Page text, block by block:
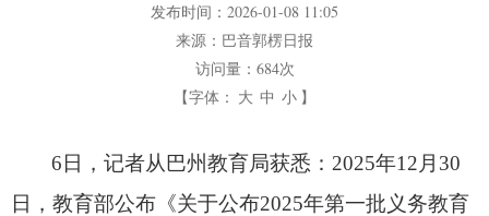
发布时间： 2026-01-08 11:05
来源： 巴音郭楞日报
访问量： 684次
【字体： 大 中 小 】
6日，记者从巴州教育局获悉：2025年12月30
日， 教育部公布《关于公布2025年第一批义务教育